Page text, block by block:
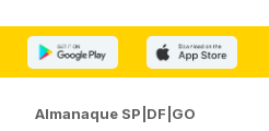
Almanaque SP|DF|GO